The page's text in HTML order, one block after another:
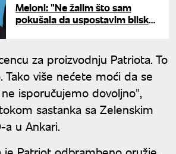
Meloni: "Ne žalim što sam
pokušala da uspostavim bliske
za proizvodnju Patriota. To
Tako više nećete moći da se
isporučujemo dovoljno",
sastanka sa Zelenskim
a u Ankari.